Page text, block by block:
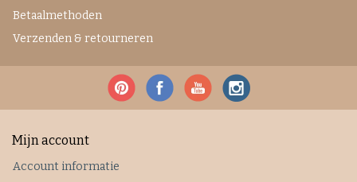
Betaalmethoden
Verzenden & retourneren
Mijn account
Account informatie